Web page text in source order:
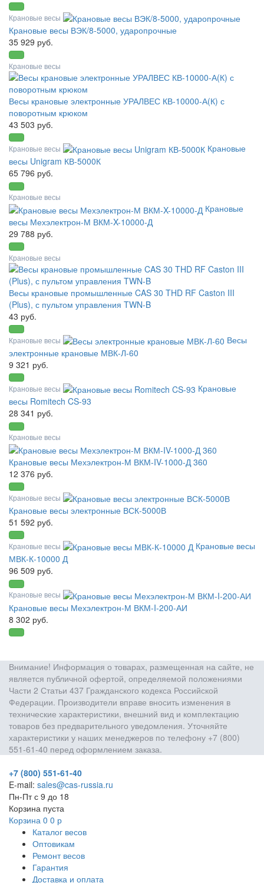
Крановые весы
Крановые весы ВЭК/8-5000, ударопрочные
35 929 руб.
Крановые весы
Весы крановые электронные УРАЛВЕС КВ-10000-А(К) с
поворотным крюком
43 503 руб.
Крановые весы
Крановые
весы Unigram КВ-5000К
65 796 руб.
Крановые весы
Крановые
весы Мехэлектрон-М ВКМ-X-10000-Д
29 788 руб.
Крановые весы
Весы крановые промышленные CAS 30 THD RF Caston III
(Plus), с пультом управления TWN-B
43 руб.
Крановые весы
Весы
электронные крановые МВК-Л-60
9 321 руб.
Крановые весы
Крановые
весы Romitech CS-93
28 341 руб.
Крановые весы
Крановые весы Мехэлектрон-М ВКМ-IV-1000-Д 360
12 376 руб.
Крановые весы
Крановые весы электронные ВСК-5000В
51 592 руб.
Крановые весы
Крановые весы
МВК-К-10000 Д
96 509 руб.
Крановые весы
Крановые весы Мехэлектрон-М ВКМ-I-200-АИ
8 302 руб.
Внимание! Информация о товарах, размещенная на сайте, не
является публичной офертой, определяемой положениями
Части 2 Статьи 437 Гражданского кодекса Российской
Федерации. Производители вправе вносить изменения в
технические характеристики, внешний вид и комплектацию
товаров без предварительного уведомления. Уточняйте
характеристики у наших менеджеров по телефону +7 (800)
551-61-40 перед оформлением заказа.
+7 (800) 551-61-40
E-mail: sales@cas-russia.ru
Пн-Пт с 9 до 18
Корзина пуста
Корзина 0 0 р
Каталог весов
Оптовикам
Ремонт весов
Гарантия
Доставка и оплата